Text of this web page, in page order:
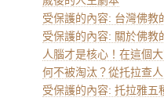
受保護的內容: 台灣佛教
受保護的內容: 關於佛教
人腦才是核心！在這個
何不被淘汰？從托拉查
受保護的內容: 托拉雅五